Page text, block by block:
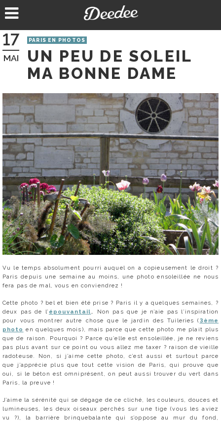
au
17
MAI
PARIS EN PHOTOS
UN PEU DE SOLEIL
MA BONNE DAME
Vu le temps absolument pourri auquel on a copieusement le droit ?
Paris depuis une semaine au moins, une photo ensoleillée ne nous
fera pas de mal, vous en conviendrez !
Cette photo ? bel et bien été prise ? Paris il y a quelques semaines, ?
deux pas de l’ épouvantail… Non pas que je n’aie pas l’inspiration
pour vous montrer autre chose que le jardin des Tuileries ( 3ème
photo en quelques mois), mais parce que cette photo me plait plus
que de raison. Pourquoi ? Parce qu’elle est ensoleillée, je ne reviens
pas plus avant sur ce point ou vous allez me taxer ? raison de vieille
radoteuse. Non, si j’aime cette photo, c’est aussi et surtout parce
que j’apprécie plus que tout cette vision de Paris, qui prouve que
oui, si le béton est omniprésent, on peut aussi trouver du vert dans
Paris, la preuve !
J’aime la sérénité qui se dégage de ce cliché, les couleurs, douces et
lumineuses, les deux oiseaux perchés sur une tige (vous les aviez
vu ?), la barrière brinquebalante qui s’oppose au mur du fond,